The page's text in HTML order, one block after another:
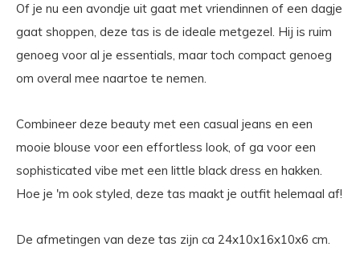
Of je nu een avondje uit gaat met vriendinnen of een dagje
gaat shoppen, deze tas is de ideale metgezel. Hij is ruim
genoeg voor al je essentials, maar toch compact genoeg
om overal mee naartoe te nemen.
Combineer deze beauty met een casual jeans en een
mooie blouse voor een effortless look, of ga voor een
sophisticated vibe met een little black dress en hakken.
Hoe je 'm ook styled, deze tas maakt je outfit helemaal af!
De afmetingen van deze tas zijn ca 24x10x16x10x6 cm.